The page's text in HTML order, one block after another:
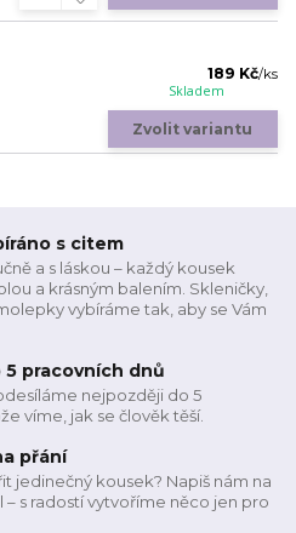
189 Kč/ks
Skladem
Zvolit variantu
s citem
a s láskou – každý kousek
a krásným balením. Skleničky,
vybíráme tak, aby se Vám
5 pracovních dnů
nejpozději do 5
víme, jak se člověk těší.
přání
jedinečný kousek? Napiš nám na
s radostí vytvoříme něco jen pro